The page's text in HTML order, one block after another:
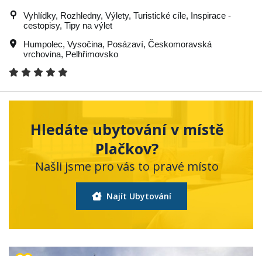
Vyhlídky, Rozhledny, Výlety, Turistické cíle, Inspirace -
cestopisy, Tipy na výlet
Humpolec, Vysočina, Posázaví, Českomoravská
vrchovina, Pelhřimovsko
Hledáte ubytování v místě
Plačkov?
Našli jsme pro vás to pravé místo
Najít Ubytování